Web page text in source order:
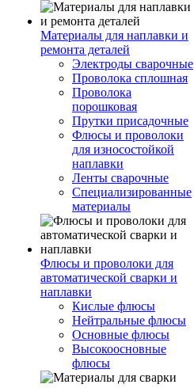
Материалы для наплавки и
ремонта деталей
Электроды сварочные
Проволока сплошная
Проволока
порошковая
Прутки присадочные
Флюсы и проволоки
для износостойкой
наплавки
Ленты сварочные
Специализированные
материалы
Флюсы и проволоки для
автоматической сварки и
наплавки
Кислые флюсы
Нейтральные флюсы
Основные флюсы
Высокоосновные
флюсы